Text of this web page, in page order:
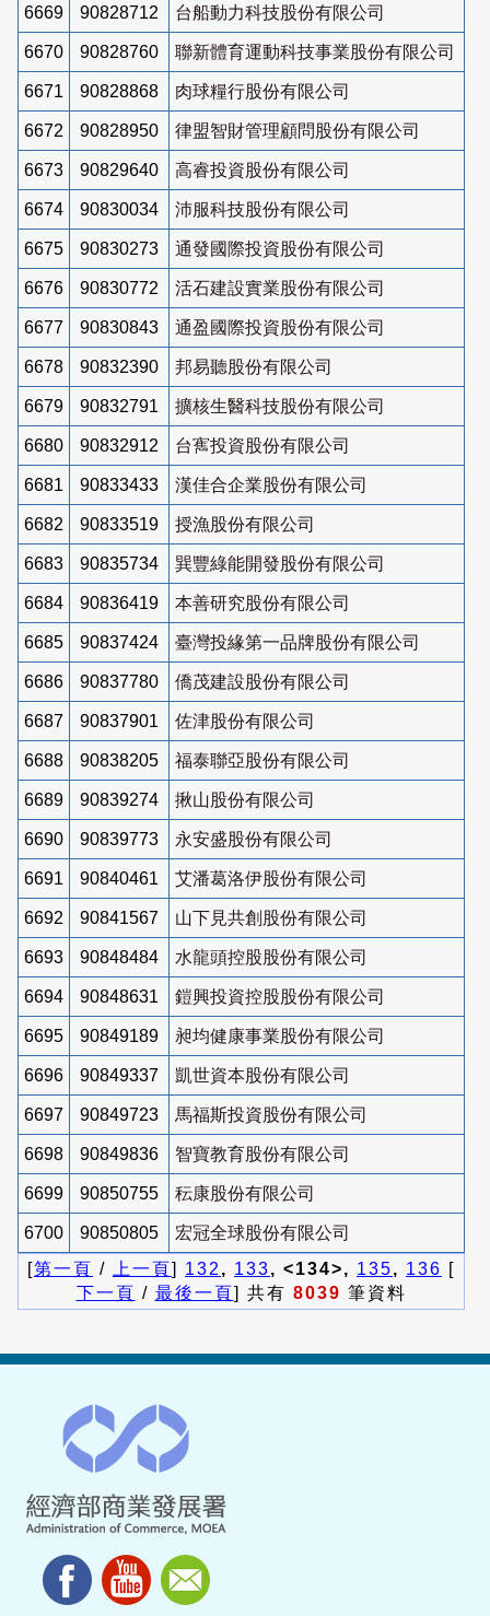
6669 90828712 台船動力科技股份有限公司
6670 90828760 聯新體育運動科技事業股份有限公司
6671 90828868 肉球糧行股份有限公司
6672 90828950 律盟智財管理顧問股份有限公司
6673 90829640 高睿投資股份有限公司
6674 90830034 沛服科技股份有限公司
6675 90830273 通發國際投資股份有限公司
6676 90830772 活石建設實業股份有限公司
6677 90830843 通盈國際投資股份有限公司
6678 90832390 邦易聽股份有限公司
6679 90832791 擴核生醫科技股份有限公司
6680 90832912 台寯投資股份有限公司
6681 90833433 漢佳合企業股份有限公司
6682 90833519 授漁股份有限公司
6683 90835734 巽豐綠能開發股份有限公司
6684 90836419 本善研究股份有限公司
6685 90837424 臺灣投緣第一品牌股份有限公司
6686 90837780 僑茂建設股份有限公司
6687 90837901 佐津股份有限公司
6688 90838205 福泰聯亞股份有限公司
6689 90839274 揪山股份有限公司
6690 90839773 永安盛股份有限公司
6691 90840461 艾潘葛洛伊股份有限公司
6692 90841567 山下見共創股份有限公司
6693 90848484 水龍頭控股股份有限公司
6694 90848631 鎧興投資控股股份有限公司
6695 90849189 昶均健康事業股份有限公司
6696 90849337 凱世資本股份有限公司
6697 90849723 馬福斯投資股份有限公司
6698 90849836 智寶教育股份有限公司
6699 90850755 秐康股份有限公司
6700 90850805
宏冠全球股份有限公司
[第一頁 / 上一頁] 132 , 133, <134>, 135, 136 [
下一頁 / 最後一頁] 共有 8039 筆資料